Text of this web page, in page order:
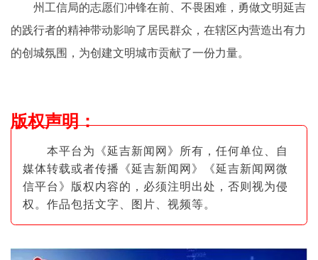
州工信局的志愿们冲锋在前、不畏困难，勇做文明延吉
的践行者的精神带动影响了居民群众，在辖区内营造出有力
的创城氛围，为创建文明城市贡献了一份力量。
版权声明：
本平台为《延吉新闻网》所有，任何单位、自
媒体转载或者传播《延吉新闻网》《延吉新闻网微
信平台》版权内容的，必须注明出处，否则视为侵
权。作品包括文字、图片 、视频等。